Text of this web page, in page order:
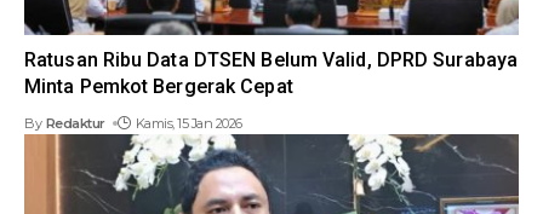
Ratusan Ribu Data DTSEN Belum Valid, DPRD Surabaya
Minta Pemkot Bergerak Cepat
By Redaktur Kamis, 15 Jan 2026